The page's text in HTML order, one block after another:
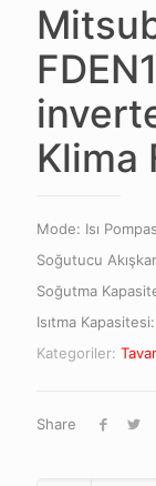
Klima
Mode: Isı
Soğutucu
Soğutma
Isıtma
Kategoriler:
Share